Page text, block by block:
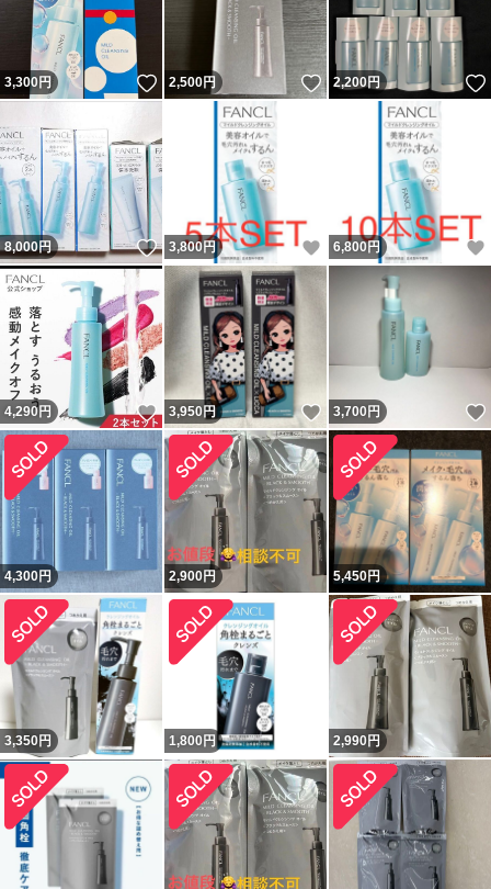
3,300円 いいね！
2,500円 いいね！
2,200円
8,000円 いいね！
3,800円 いいね！
6,800円
4,290円 いいね！
3,950円 いいね！
3,700 円
4,300円 2,900円 5,450円
3,350円 1,800 円 2,990円